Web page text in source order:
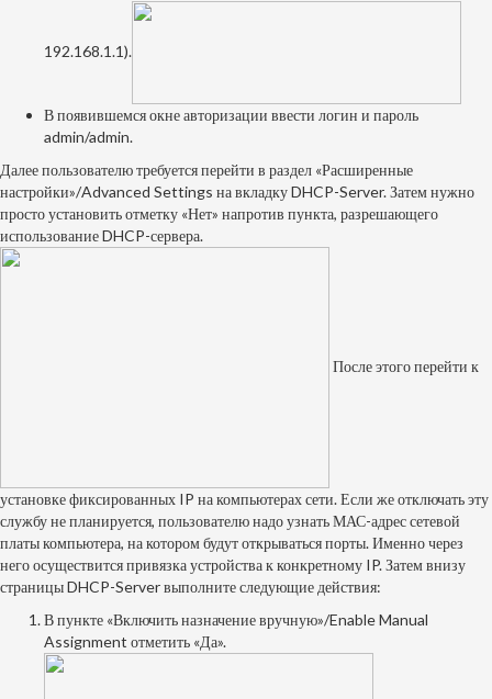
192.168.1.1).
В появившемся окне авторизации ввести логин и пароль
admin/admin.
Далее пользователю требуется перейти в раздел «Расширенные
настройки»/Advanced Settings на вкладку DHCP-Server. Затем нужно
просто установить отметку «Нет» напротив пункта, разрешающего
использование DHCP-сервера.
После этого перейти к
установке фиксированных IP на компьютерах сети. Если же отключать эту
службу не планируется, пользователю надо узнать МАС-адрес сетевой
платы компьютера, на котором будут открываться порты. Именно через
него осуществится привязка устройства к конкретному IP. Затем внизу
страницы DHCP-Server выполните следующие действия:
В пункте «Включить назначение вручную»/Enable Manual
Assignment отметить «Да».